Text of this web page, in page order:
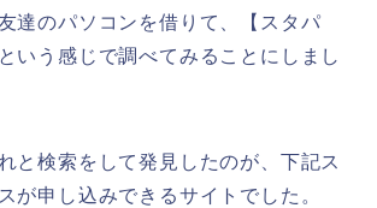
達のパソコンを借りて、【スタパ
いう感じで調べてみることにしまし
と検索をして発見したのが、下記ス
が申し込みできるサイトでした。